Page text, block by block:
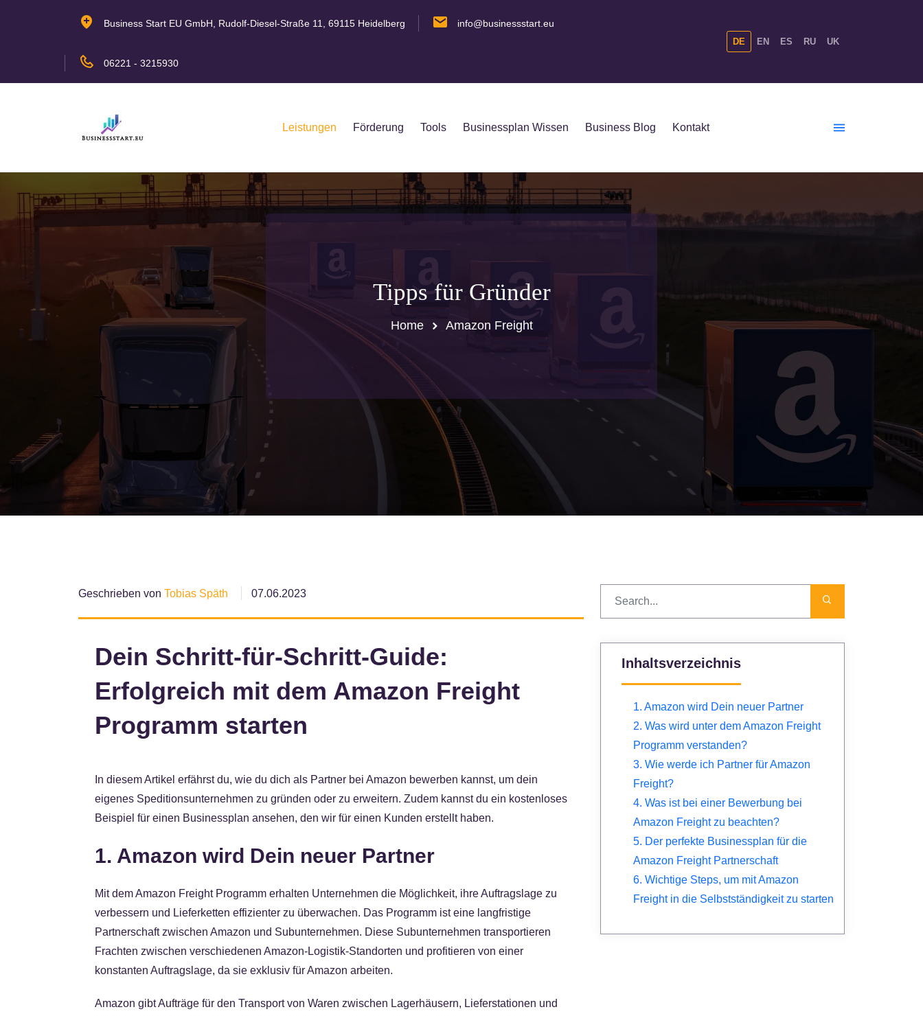
Business Start EU GmbH, Rudolf-Diesel-Straße 11, 69115 Heidelberg info@businessstart.eu
06221 - 3215930
DE EN ES RU UK
Leistungen Förderung Tools Businessplan Wissen Business Blog Kontakt
Tipps für Gründer
Home Amazon Freight
Geschrieben von Tobias Späth 07.06.2023
Dein Schritt-für-Schritt-Guide:
Erfolgreich mit dem Amazon Freight
Programm starten
In diesem Artikel erfährst du, wie du dich als Partner bei Amazon bewerben kannst, um dein
eigenes Speditionsunternehmen zu gründen oder zu erweitern. Zudem kannst du ein kostenloses
Beispiel für einen Businessplan ansehen, den wir für einen Kunden erstellt haben.
1. Amazon wird Dein neuer Partner
Mit dem Amazon Freight Programm erhalten Unternehmen die Möglichkeit, ihre Auftragslage zu
verbessern und Lieferketten effizienter zu überwachen. Das Programm ist eine langfristige
Partnerschaft zwischen Amazon und Subunternehmen. Diese Subunternehmen transportieren
Frachten zwischen verschiedenen Amazon-Logistik-Standorten und profitieren von einer
konstanten Auftragslage, da sie exklusiv für Amazon arbeiten.
Amazon gibt Aufträge für den Transport von Waren zwischen Lagerhäusern, Lieferstationen und
Inhaltsverzeichnis
1. Amazon wird Dein neuer Partner
2. Was wird unter dem Amazon Freight
Programm verstanden?
3. Wie werde ich Partner für Amazon
Freight?
4. Was ist bei einer Bewerbung bei
Amazon Freight zu beachten?
5. Der perfekte Businessplan für die
Amazon Freight Partnerschaft
6. Wichtige Steps, um mit Amazon
Freight in die Selbstständigkeit zu starten